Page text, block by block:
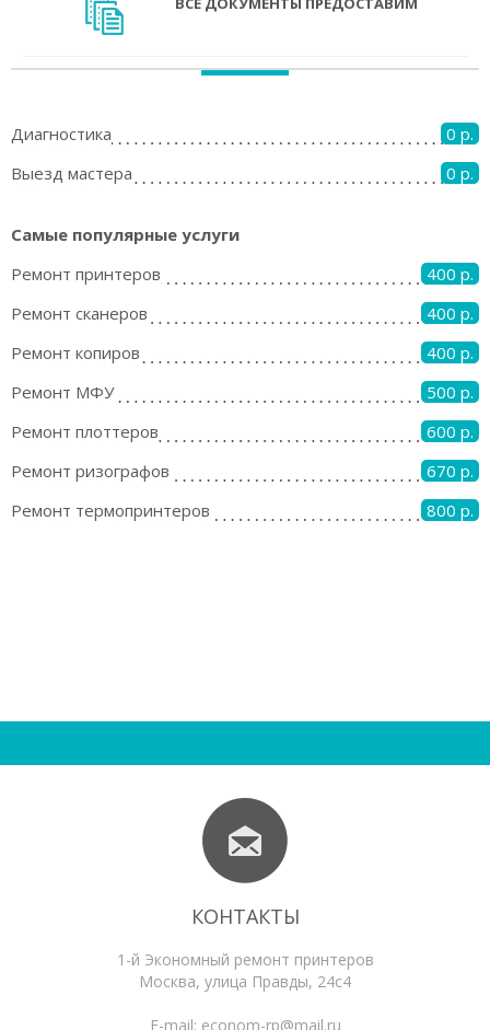
Диагностика
0 р.
Выезд мастера
0 р.
Самые популярные услуги
Ремонт принтеров
400 р.
Ремонт сканеров
400 р.
Ремонт копиров
400 р.
Ремонт МФУ
500 р.
Ремонт плоттеров
600 р.
Ремонт ризографов
670 р.
Ремонт термопринтеров
800 р.
КОНТАКТЫ
1-й Экономный ремонт принтеров
Москва, улица Правды, 24с4
E-mail: econom-rp@mail.ru